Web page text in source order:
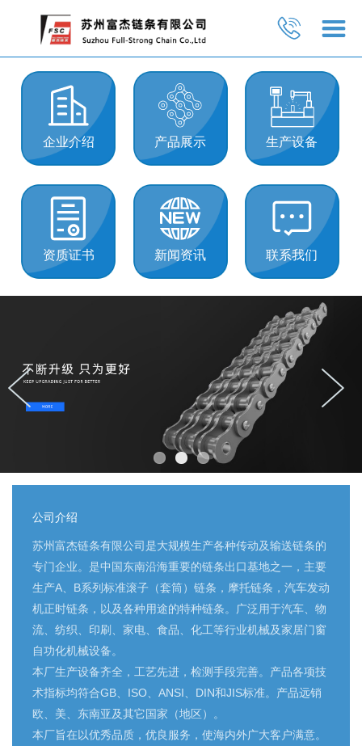
企业介绍 产品展示 生产设备
资质证书 新闻资讯 联系我们
公司介绍
苏州富杰链条有限公司是大规模生产各种传动及输送链条的
专门企业。是中国东南沿海重要的链条出口基地之一，主要
生产A、B系列标准滚子（套筒）链条，摩托链条，汽车发动
机正时链条，以及各种用途的特种链条。广泛用于汽车、物
流、纺织、印刷、家电、食品、化工等行业机械及家居门窗
自功化机械设备。
本厂生产设备齐全，工艺先进，检测手段完善。产品各项技
术指标均符合GB、ISO、ANSI、DIN和JIS标准。产品远销
欧、美、东南亚及其它国家（地区）。
本厂旨在以优秀品质，优良服务，使海内外广大客户满意。